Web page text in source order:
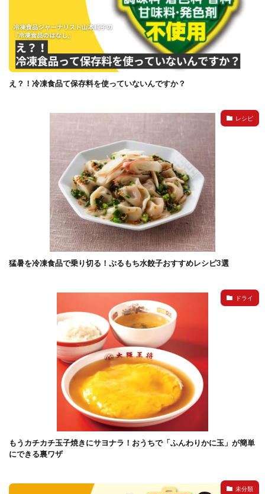
え？！冷凍食品て保存料を使っていないんですか？
レシピ
猛暑を冷凍食品で乗り切る！ぷるもち水餃子おすすめレシピ3選
ドライ
もうカチカチ玉子焼きにサヨナラ！おうちで「ふんわりかに玉」が簡単
にできる裏ワザ
未分類